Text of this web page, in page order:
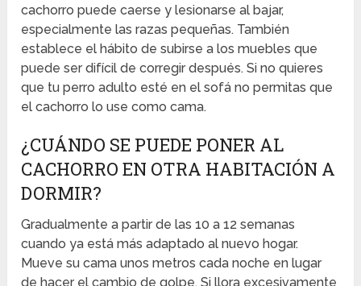
cachorro puede caerse y lesionarse al bajar,
especialmente las razas pequeñas. También
establece el hábito de subirse a los muebles que
puede ser difícil de corregir después. Si no quieres
que tu perro adulto esté en el sofá no permitas que
el cachorro lo use como cama.
¿CUÁNDO SE PUEDE PONER AL
CACHORRO EN OTRA HABITACIÓN A
DORMIR?
Gradualmente a partir de las 10 a 12 semanas
cuando ya está más adaptado al nuevo hogar.
Mueve su cama unos metros cada noche en lugar
de hacer el cambio de golpe. Si llora excesivamente